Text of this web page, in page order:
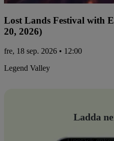
Lost Lands Festival with
20, 2026)
fre, 18 sep. 2026 • 12:00
Legend Valley
Ladda